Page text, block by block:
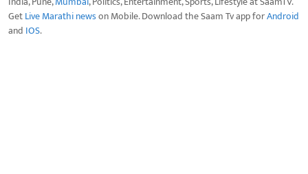
GetLive Marathi newson Mobile. Download the Saam Tv app forAndroid
and IOS.